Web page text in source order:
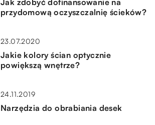
Jak zdobyć dofinansowanie na
przydomową oczyszczalnię ścieków?
23.07.2020
Jakie kolory ścian optycznie
powiększą wnętrze?
24.11.2019
Narzędzia do obrabiania desek